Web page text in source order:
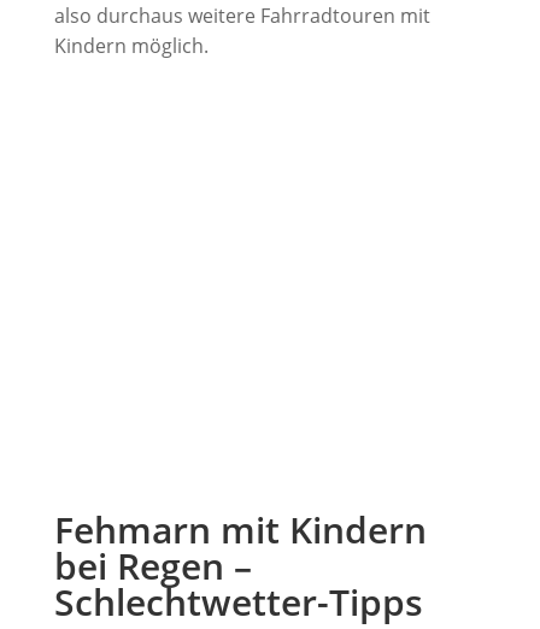
also durchaus weitere Fahrradtouren mit
Kindern möglich.
Fehmarn mit Kindern
bei Regen –
Schlechtwetter-Tipps